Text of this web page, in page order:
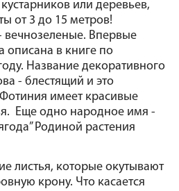
или деревьев,
от 3 до 15 метров!
вечнозеленые. Впервые
описана в книге по
Название декоративного
- блестящий и это
имеет красивые
Еще одно народное имя -
Родиной растения
листья, которые окутывают
крону. Что касается